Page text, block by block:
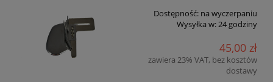
Dostępność: na wyczerpaniu
Wysyłka w: 24 godziny
45,00 zł
zawiera 23% VAT, bez kosztów
dostawy